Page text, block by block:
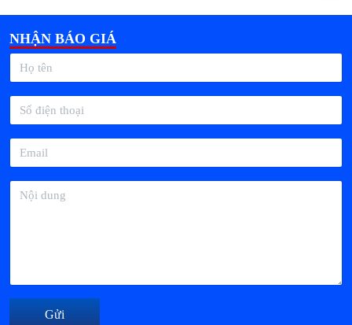
NHẬN BÁO GIÁ
Gửi